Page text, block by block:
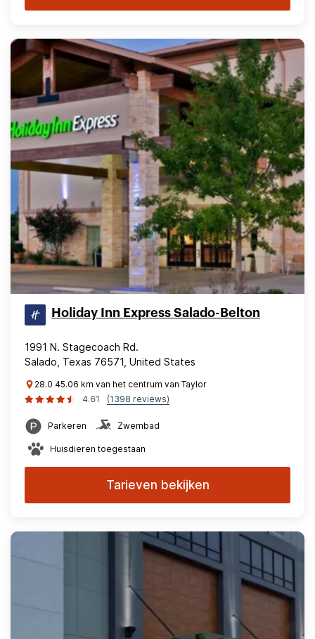
Holiday Inn Express Salado-Belton
1991 N. Stagecoach Rd.
Salado, Texas 76571, United States
28.0 45.06 km van het centrum van Taylor
4.61
(1398 reviews)
Parkeren Zwembad
Huisdieren toegestaan
Tarieven bekijken